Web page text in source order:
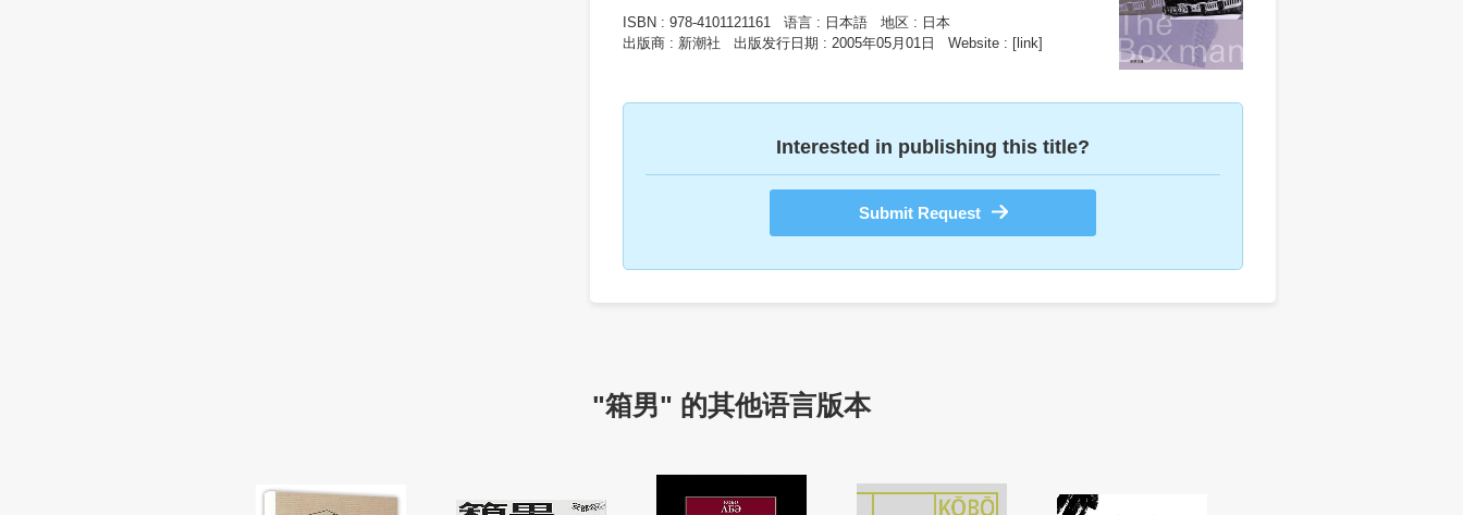
ISBN : 978-4101121161 语言 : 日本語 地区 : 日本
出版商 : 新潮社 出版发行日期 : 2005年05月01日 Website : [link]
Interested in publishing this title?
Submit Request
"箱男" 的其他语言版本